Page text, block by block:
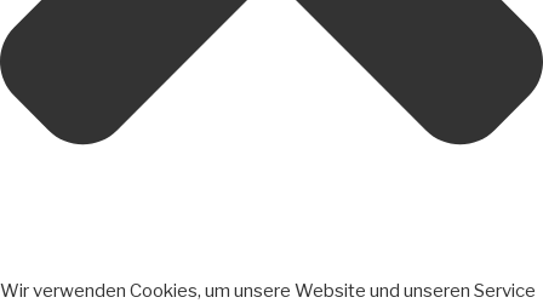
Wir verwenden Cookies, um unsere Website und unseren Service